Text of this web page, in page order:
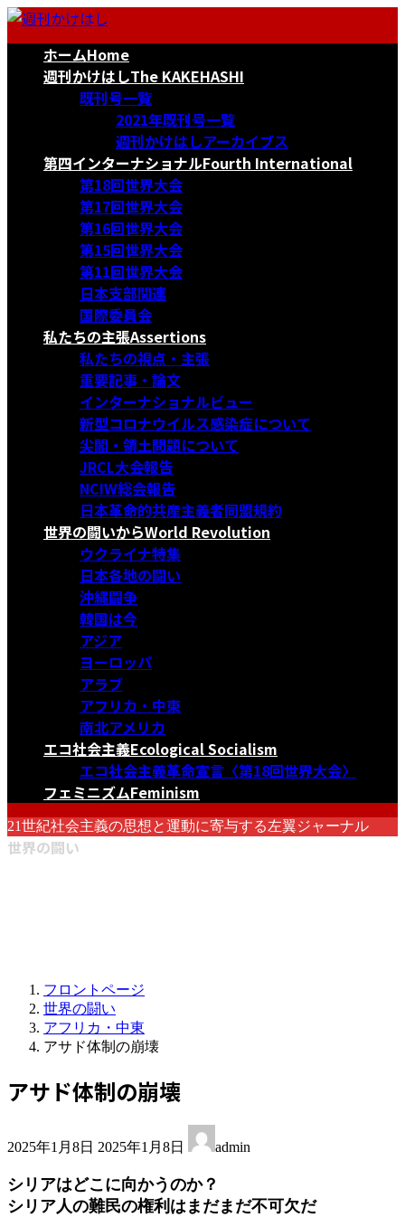
コ
ナ
ホームHome
週刊かけはしThe KAKEHASHI
既刊号一覧
2021年既刊号一覧
週刊かけはしアーカイブス
第四インターナショナルFourth International
第18回世界大会
第17回世界大会
第16回世界大会
第15回世界大会
第11回世界大会
日本支部関連
国際委員会
私たちの主張Assertions
私たちの視点・主張
重要記事・論文
インターナショナルビュー
新型コロナウイルス感染症について
尖閣・領土問題について
JRCL大会報告
NCIW総会報告
日本革命的共産主義者同盟規約
世界の闘いからWorld Revolution
ウクライナ特集
日本各地の闘い
沖縄闘争
韓国は今
アジア
ヨーロッパ
アラブ
アフリカ・中東
南北アメリカ
エコ社会主義Ecological Socialism
エコ社会主義革命宣言〈第18回世界大会〉
フェミニズムFeminism
21世紀社会主義の思想と運動に寄与する左翼ジャーナル
世界の闘い
フロントページ
世界の闘い
アフリカ・中東
アサド体制の崩壊
アサド体制の崩壊
2025年1月8日 終
新
日
2025年1月8日 admin
シリアはどこに向かうのか？
シリア人の難民の権利はまだまだ不可欠だ